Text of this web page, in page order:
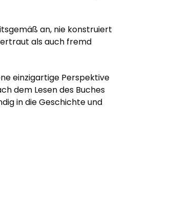
an, nie konstruiert
als auch fremd
einzigartige Perspektive
dem Lesen des Buches
in die Geschichte und